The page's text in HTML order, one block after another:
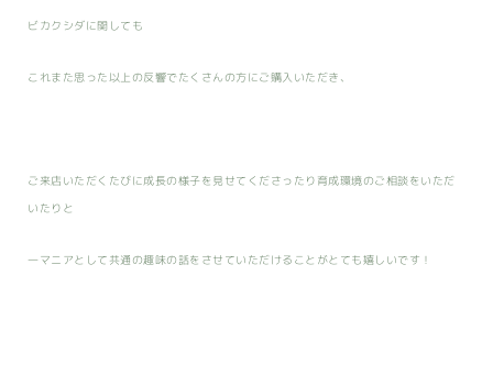
ビカクシダに関しても
これまた思った以上の反響でたくさんの方にご購入いただき、
ご来店いただくたびに成長の様子を見せてくださったり育成環境のご相談をいただ
いたりと
一マニアとして共通の趣味の話をさせていただけることがとても嬉しいです！